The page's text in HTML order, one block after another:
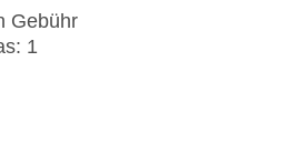
Gebühr
1